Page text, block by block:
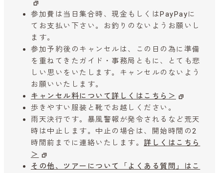
参加費は当日集合時、現金もしくはPayPayに
てお支払い下さい。お釣りのないようお願いし
ます。
参加予約後のキャンセルは、この日の為に準備
を重ねてきたガイド・事務局ともに、とても悲
しい思いをいたします。キャンセルのないよう
お願いいたします。
キャンセル料について詳しくはこちら＞
歩きやすい服装と靴でお越しください。
雨天決行です。暴風警報が発令されるなど荒天
時は中止します。中止の場合は、開始時間の2
時間前までに連絡いたします。 詳しくはこちら
＞
その他、ツアーについて「よくある質問」はこ